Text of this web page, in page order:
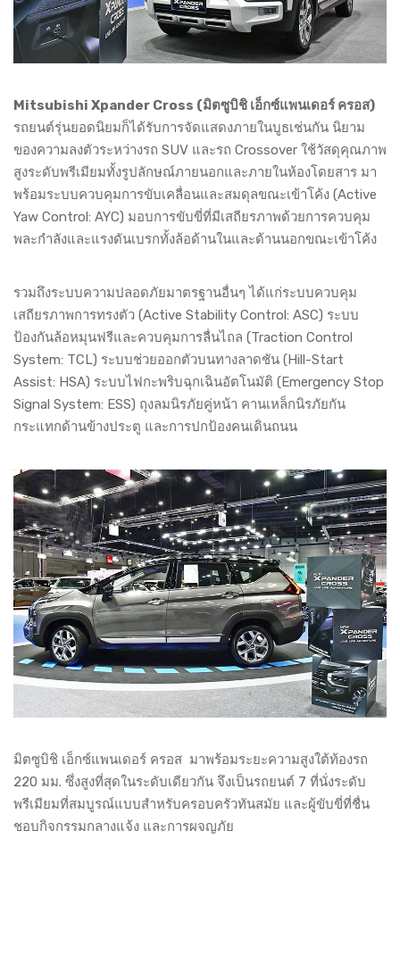
Mitsubishi Xpander Cross (มิตซูบิชิ เอ็กซ์แพนเดอร์ ครอส)
รถยนต์รุ่นยอดนิยมก็ได้รับการจัดแสดงภายในบูธเช่นกัน นิยาม
ของความลงตัวระหว่างรถ SUV และรถ Crossover ใช้วัสดุคุณภาพ
สูงระดับพรีเมียมทั้งรูปลักษณ์ภายนอกและภายในห้องโดยสาร มา
พร้อมระบบควบคุมการขับเคลื่อนและสมดุลขณะเข้าโค้ง (Active
Yaw Control: AYC) มอบการขับขี่ที่มีเสถียรภาพด้วยการควบคุม
พละกำลังและแรงดันเบรกทั้งล้อด้านในและด้านนอกขณะเข้าโค้ง
รวมถึงระบบความปลอดภัยมาตรฐานอื่นๆ ได้แก่ระบบควบคุม
เสถียรภาพการทรงตัว (Active Stability Control: ASC) ระบบ
ป้องกันล้อหมุนฟรีและควบคุมการลื่นไถล (Traction Control
System: TCL) ระบบช่วยออกตัวบนทางลาดชัน (Hill-Start
Assist: HSA) ระบบไฟกะพริบฉุกเฉินอัตโนมัติ (Emergency Stop
Signal System: ESS) ถุงลมนิรภัยคู่หน้า คานเหล็กนิรภัยกัน
กระแทกด้านข้างประตู และการปกป้องคนเดินถนน
มิตซูบิชิ เอ็กซ์แพนเดอร์ ครอส มาพร้อมระยะความสูงใต้ท้องรถ
220 มม. ซึ่งสูงที่สุดในระดับเดียวกัน จึงเป็นรถยนต์ 7 ที่นั่งระดับ
พรีเมียมที่สมบูรณ์แบบสำหรับครอบครัวทันสมัย และผู้ขับขี่ที่ชื่น
ชอบกิจกรรมกลางแจ้ง และการผจญภัย